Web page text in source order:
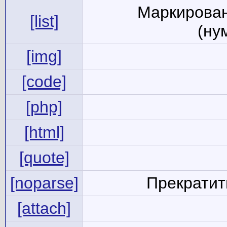
[list]
[img]
[code]
[php]
[html]
[quote]
[noparse]
[attach]